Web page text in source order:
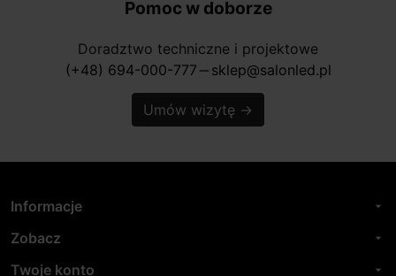
Pomoc w doborze
Doradztwo techniczne i projektowe
(+48) 694-000-777 horizontal_rule sklep@salonled.pl
Umów wizytę →
Informacje arrow_drop_down
Zobacz arrow_drop_down
Twoje konto arrow_drop_down